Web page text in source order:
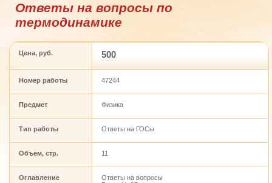
Ответы на вопросы по
термодинамике
Цена, руб. 500
Номер работы 47244
Предмет Физика
Тип работы Ответы на ГОСы
Объем, стр. 11
Оглавление
Ответы на вопросы